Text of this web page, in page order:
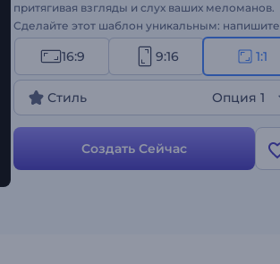
притягивая взгляды и слух ваших меломанов.
Сделайте этот шаблон уникальным: напишите
название песни и имя исполнителя, загрузите
музыкальный трек, выберите один из
вариантов цвета, и все готово. Шаблон
идеально подходит для музыкальных
видеоклипов, живых выступлений и
продвижения музыки в социальных сетях,
предлагая уникальный способ демонстрации
ваших треков. Начните прямо сейчас!
16:9 9:16 1:1
Стиль Опция 1
Создать Сейчас